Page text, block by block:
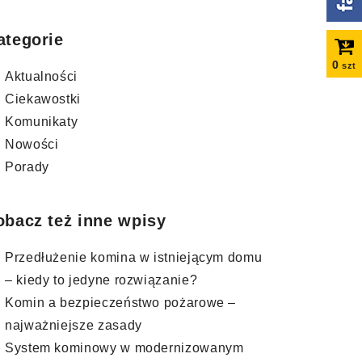
0 szt
Aktualności
Ciekawostki
Komunikaty
Nowości
Porady
też inne wpisy
Przedłużenie komina w istniejącym domu
– kiedy to jedyne rozwiązanie?
Komin a bezpieczeństwo pożarowe –
najważniejsze zasady
System kominowy w modernizowanym